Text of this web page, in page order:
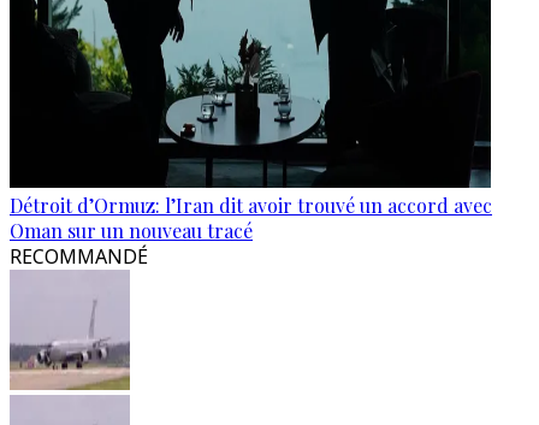
Détroit d’Ormuz: l’Iran dit avoir trouvé un accord avec
Oman sur un nouveau tracé
RECOMMANDÉ